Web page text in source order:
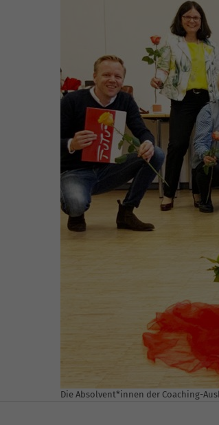
Die Absolvent*innen der Coaching-